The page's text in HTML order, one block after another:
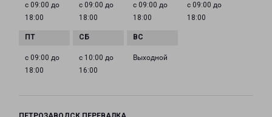
с 09:00 до
18:00
с 09:00 до
18:00
с 09:00 до
18:00
с 09:00 до
18:00
с 09:00 до
18:00
с 10:00 до
16:00
Выходной